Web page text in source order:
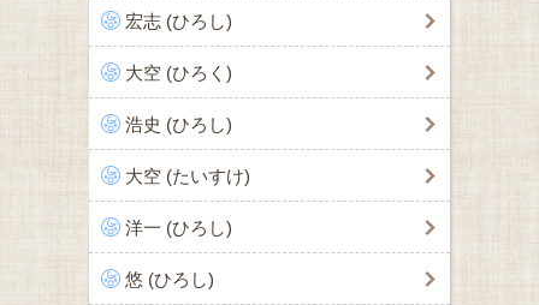
宏志 (ひろし)
大空 (ひろく)
浩史 (ひろし)
大空 (たいすけ)
洋一 (ひろし)
悠 (ひろし)